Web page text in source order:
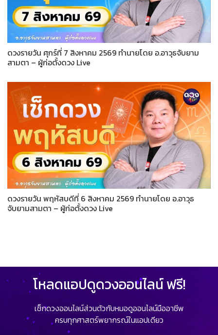
ดวงรายวัน ศุกร์ที่ 7 สิงหาคม 2569 ทำนายโดย อ.อาวุธจับยาม
สามตา – ผู้ก่อตั้งดวง Live
ดวงรายวัน พฤหัสบดีที่ 6 สิงหาคม 2569 ทำนายโดย อ.อาวุธ
จับยามสามตา – ผู้ก่อตั้งดวง Live
โหลดแอปดูดวงออนไลน์ ฟรี!
เช็กดวงออนไลน์ส่วนตัวกับหมอดูออนไลน์มืออาชีพ
ครบทุกศาสตร์พยากรณ์ในแอปเดียว